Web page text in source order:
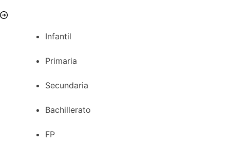
Infantil
Primaria
Secundaria
Bachillerato
FP